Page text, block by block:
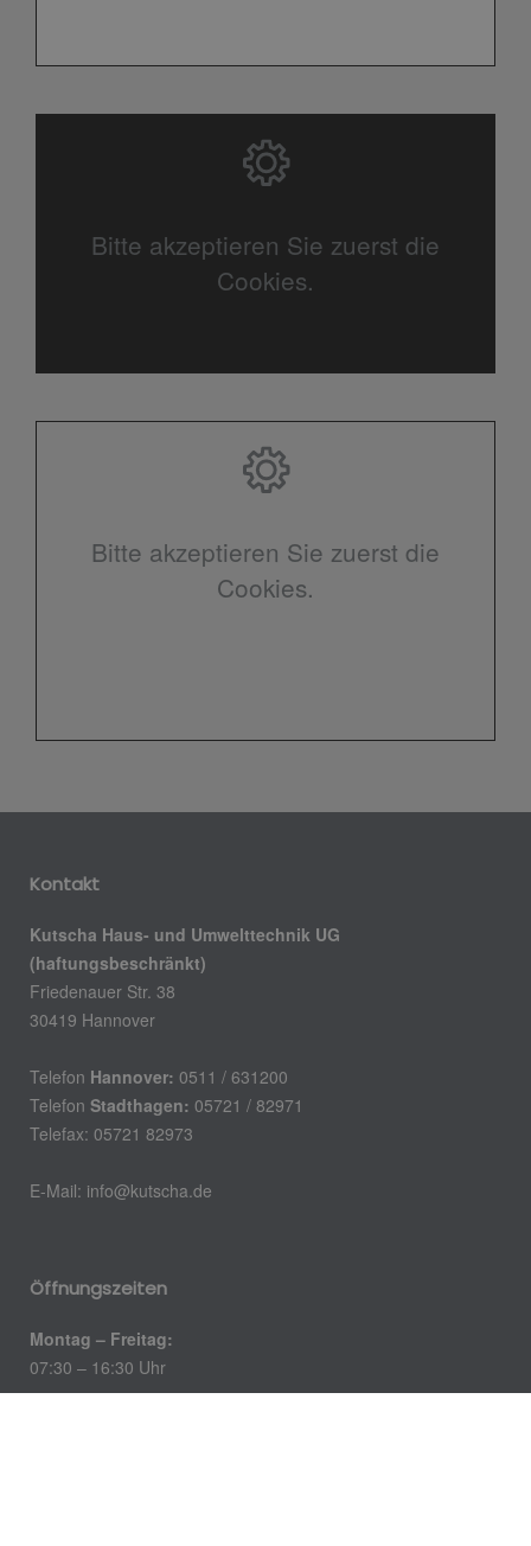
Bitte akzeptieren Sie zuerst die
Cookies.
Bitte akzeptieren Sie zuerst die
Cookies.
Kontakt
Kutscha Haus- und Umwelttechnik UG
(haftungsbeschränkt)
Friedenauer Str. 38
30419 Hannover
Telefon Hannover: 0511 / 631200
Telefon Stadthagen: 05721 / 82971
Telefax: 05721 82973
E-Mail: info@kutscha.de
Öffnungszeiten
Montag – Freitag:
07:30 – 16:30 Uhr